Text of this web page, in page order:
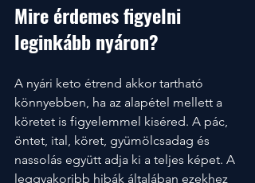
Mire érdemes figyelni
leginkább nyáron?
A nyári keto étrend akkor tartható
könnyebben, ha az alapétel mellett a
köretet is figyelemmel kiséred. A pác,
öntet, ital, köret, gyümölcsadag és
nassolás együtt adja ki a teljes képet. A
leggyakoribb hibák általában ezekhez